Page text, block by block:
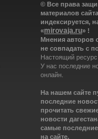
© Все права
материалов
индексируется,
«mirovaja.ru» !
Мнения авторов
не совпадать с
Настоящий
У нас последние
онлайн.
На нашем сайте
последние
прочитать
новости
самые
на сайте.